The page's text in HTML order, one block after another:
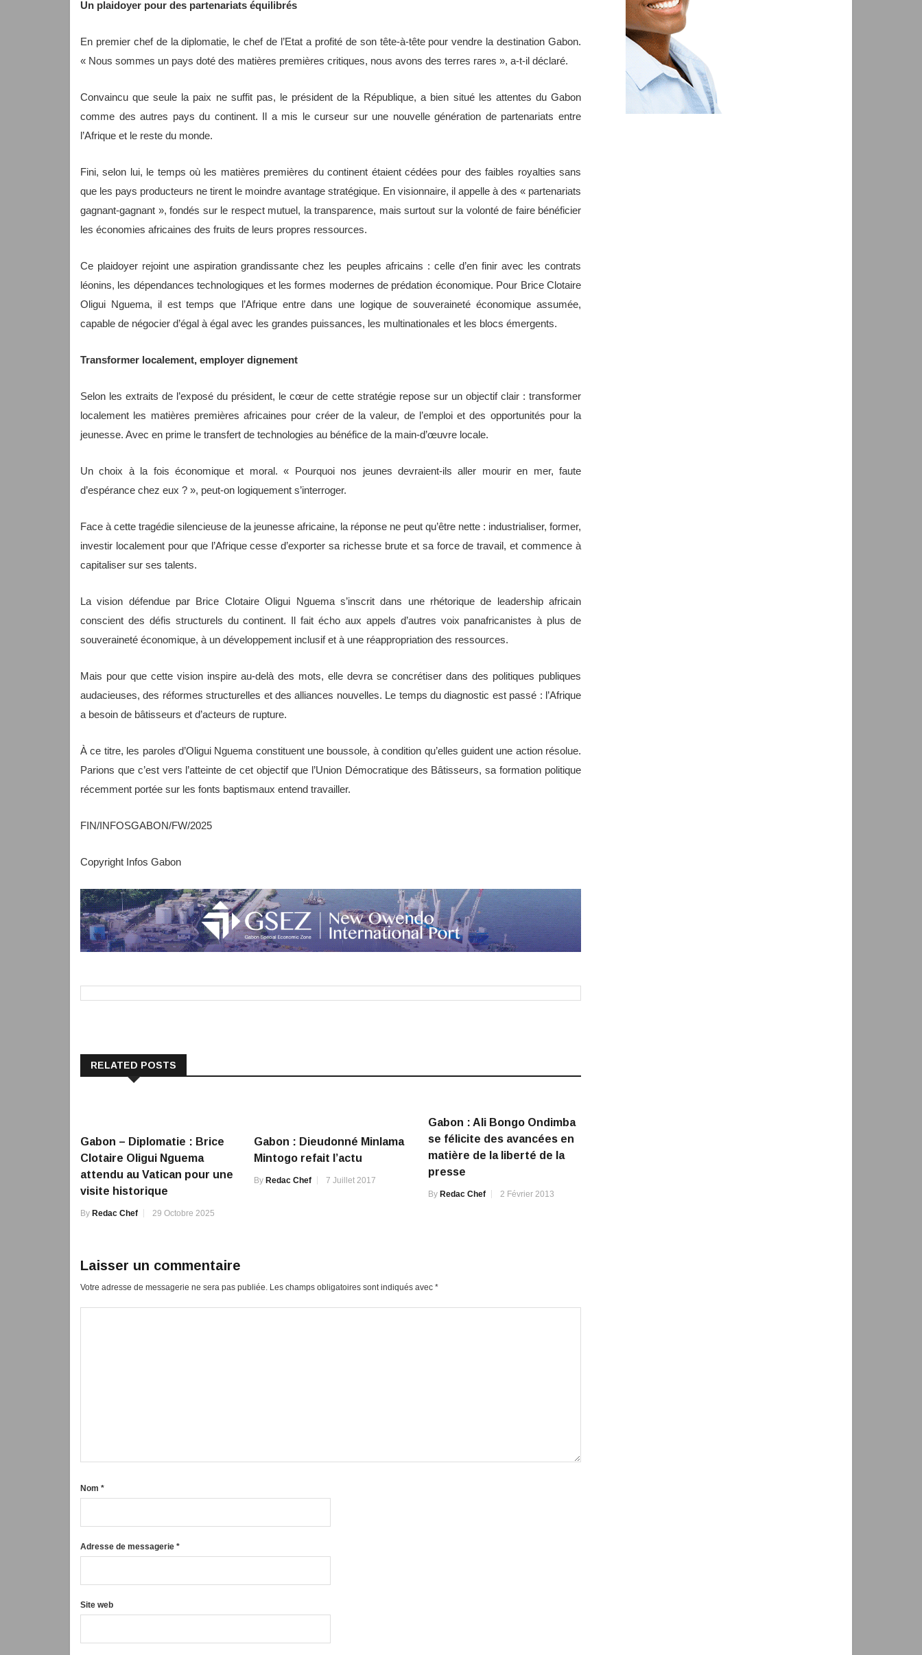
Un plaidoyer pour des partenariats équilibrés
En premier chef de la diplomatie, le chef de l’Etat a profité de son tête-à-tête pour vendre la destination Gabon.
« Nous sommes un pays doté des matières premières critiques, nous avons des terres rares », a-t-il déclaré.
Convaincu que seule la paix ne suffit pas, le président de la République, a bien situé les attentes du Gabon
comme des autres pays du continent. Il a mis le curseur sur une nouvelle génération de partenariats entre
l’Afrique et le reste du monde.
Fini, selon lui, le temps où les matières premières du continent étaient cédées pour des faibles royalties sans
que les pays producteurs ne tirent le moindre avantage stratégique. En visionnaire, il appelle à des « partenariats
gagnant-gagnant », fondés sur le respect mutuel, la transparence, mais surtout sur la volonté de faire bénéficier
les économies africaines des fruits de leurs propres ressources.
Ce plaidoyer rejoint une aspiration grandissante chez les peuples africains : celle d’en finir avec les contrats
léonins, les dépendances technologiques et les formes modernes de prédation économique. Pour Brice Clotaire
Oligui Nguema, il est temps que l’Afrique entre dans une logique de souveraineté économique assumée,
capable de négocier d’égal à égal avec les grandes puissances, les multinationales et les blocs émergents.
Transformer localement, employer dignement
Selon les extraits de l’exposé du président, le cœur de cette stratégie repose sur un objectif clair : transformer
localement les matières premières africaines pour créer de la valeur, de l’emploi et des opportunités pour la
jeunesse. Avec en prime le transfert de technologies au bénéfice de la main-d’œuvre locale.
Un choix à la fois économique et moral. « Pourquoi nos jeunes devraient-ils aller mourir en mer, faute
d’espérance chez eux ? », peut-on logiquement s’interroger.
Face à cette tragédie silencieuse de la jeunesse africaine, la réponse ne peut qu’être nette : industrialiser, former,
investir localement pour que l’Afrique cesse d’exporter sa richesse brute et sa force de travail, et commence à
capitaliser sur ses talents.
La vision défendue par Brice Clotaire Oligui Nguema s’inscrit dans une rhétorique de leadership africain
conscient des défis structurels du continent. Il fait écho aux appels d’autres voix panafricanistes à plus de
souveraineté économique, à un développement inclusif et à une réappropriation des ressources.
Mais pour que cette vision inspire au-delà des mots, elle devra se concrétiser dans des politiques publiques
audacieuses, des réformes structurelles et des alliances nouvelles. Le temps du diagnostic est passé : l’Afrique
a besoin de bâtisseurs et d’acteurs de rupture.
À ce titre, les paroles d’Oligui Nguema constituent une boussole, à condition qu’elles guident une action résolue.
Parions que c’est vers l’atteinte de cet objectif que l’Union Démocratique des Bâtisseurs, sa formation politique
récemment portée sur les fonts baptismaux entend travailler.
FIN/INFOSGABON/FW/2025
Copyright Infos Gabon
RELATED POSTS
Gabon – Diplomatie : Brice
Clotaire Oligui Nguema
attendu au Vatican pour une
visite historique
By Redac Chef 29 Octobre 2025
Gabon : Dieudonné Minlama
Mintogo refait l’actu
ByRedac Chef 7 Juillet 2017
Gabon : Ali Bongo Ondimba
se félicite des avancées en
matière de la liberté de la
presse
By Redac Chef 2 Février 2013
Laisser un commentaire
Votre adresse de messagerie ne sera pas publiée. Les champs obligatoires sont indiqués avec *
Nom *
Adresse de messagerie *
Site web